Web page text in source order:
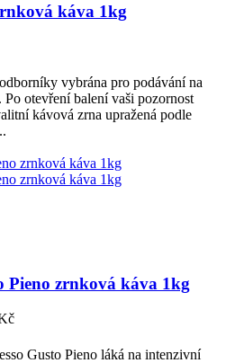
káva 1kg
vybrána pro podávání na
otevření balení vaši pozornost
kávová zrna upražená podle
Pieno zrnková káva 1kg
Gusto Pieno láká na intenzivní